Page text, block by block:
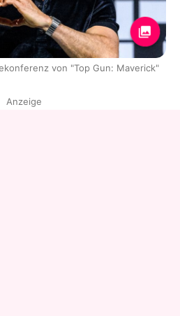
von "Top Gun: Maverick"
Anzeige